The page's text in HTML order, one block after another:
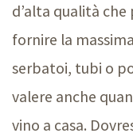
d’alta qualità
fornire la
serbatoi, tubi o
valere anche
vino a casa.